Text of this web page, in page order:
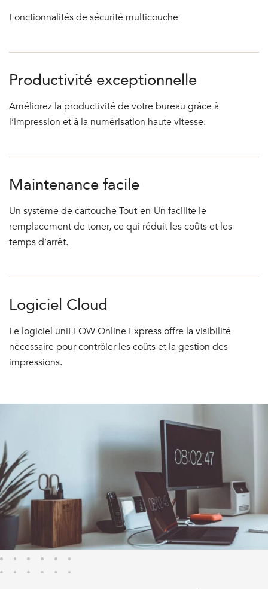
Fonctionnalités de sécurité multicouche
Productivité exceptionnelle
Améliorez la productivité de votre bureau grâce à
l’impression et à la numérisation haute vitesse.
Maintenance facile
Un système de cartouche Tout-en-Un facilite le
remplacement de toner, ce qui réduit les coûts et les
temps d’arrêt.
Logiciel Cloud
Le logiciel uniFLOW Online Express offre la visibilité
nécessaire pour contrôler les coûts et la gestion des
impressions.